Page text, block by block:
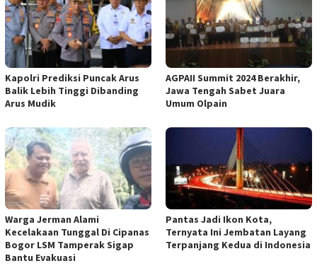
Kapolri Prediksi Puncak Arus
Balik Lebih Tinggi Dibanding
Arus Mudik
AGPAII Summit 2024 Berakhir,
Jawa Tengah Sabet Juara
Umum Olpain
Warga Jerman Alami
Kecelakaan Tunggal Di Cipanas
Bogor LSM Tamperak Sigap
Bantu Evakuasi
Pantas Jadi Ikon Kota,
Ternyata Ini Jembatan Layang
Terpanjang Kedua di Indonesia